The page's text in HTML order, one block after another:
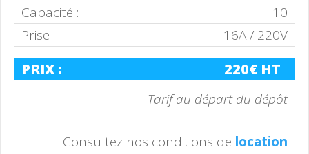
Capacité :
10
Prise :
16A / 220V
PRIX : 220€ HT
Tarif au départ du dépôt
Consultez nos conditions de location